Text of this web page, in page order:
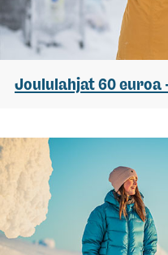
Joululahjat 60